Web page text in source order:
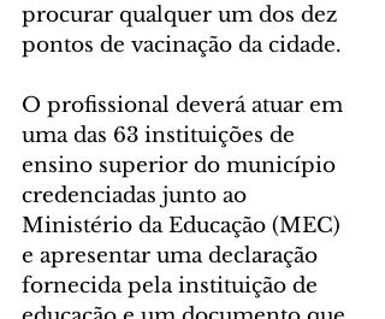
procurar qualquer um dos dez
pontos de vacinação da cidade.
O profissional deverá atuar em
uma das 63 instituições de
ensino superior do município
credenciadas junto ao
Ministério da Educação (MEC)
e apresentar uma declaração
fornecida pela instituição de